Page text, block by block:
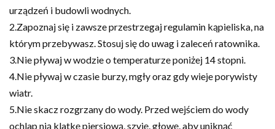
urządzeń i budowli wodnych.
2.Zapoznaj się i zawsze przestrzegaj regulamin kąpieliska, na
którym przebywasz. Stosuj się do uwag i zaleceń ratownika.
3.Nie pływaj w wodzie o temperaturze poniżej 14 stopni.
4.Nie pływaj w czasie burzy, mgły oraz gdy wieje porywisty
wiatr.
5.Nie skacz rozgrzany do wody. Przed wejściem do wody
ochlap nią klatkę piersiową, szyję, głowę, aby uniknąć